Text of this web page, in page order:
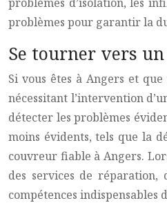
problèmes pour garantir la
Se tourner vers
Si vous êtes à Angers et
nécessitant l’intervention
détecter les problèmes
moins évidents, tels que la
couvreur fiable à Angers.
des services de
compétences indispensables